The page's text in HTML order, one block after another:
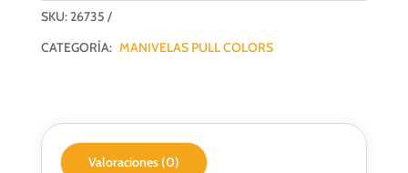
SKU:26735
CATEGORÍA: MANIVELAS PULL COLORS
Valoraciones (0)